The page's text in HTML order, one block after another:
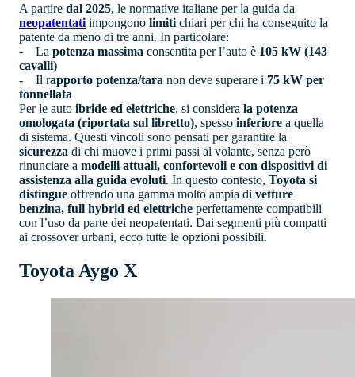
A partire dal 2025, le normative italiane per la guida da
neopatentati impongono limiti chiari per chi ha conseguito la
patente da meno di tre anni. In particolare:
- La potenza massima consentita per l’auto è 105 kW (143
cavalli)
- Il rapporto potenza/tara non deve superare i 75 kW per
tonnellata
Per le auto ibride ed elettriche, si considera la potenza
omologata (riportata sul libretto), spesso inferiore a quella
di sistema. Questi vincoli sono pensati per garantire la
sicurezza di chi muove i primi passi al volante, senza però
rinunciare a modelli attuali, confortevoli e con dispositivi di
assistenza alla guida evoluti. In questo contesto, Toyota si
distingue offrendo una gamma molto ampia di vetture
benzina, full hybrid ed elettriche perfettamente compatibili
con l’uso da parte dei neopatentati. Dai segmenti più compatti
ai crossover urbani, ecco tutte le opzioni possibili.
Toyota Aygo X